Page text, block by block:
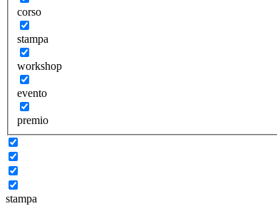
corso
stampa
workshop
evento
premio
stampa